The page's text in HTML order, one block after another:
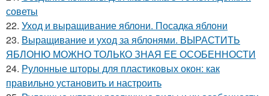
советы
22. Уход и выращивание яблони. Посадка яблони
23. Выращивание и уход за яблонями. ВЫРАСТИТЬ
ЯБЛОНЮ МОЖНО ТОЛЬКО ЗНАЯ ЕЕ ОСОБЕННОСТИ
24. Рулонные шторы для пластиковых окон: как
правильно установить и настроить